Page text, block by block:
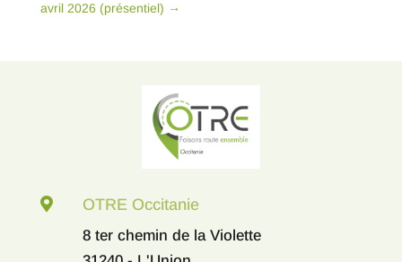
avril 2026 (présentiel) →
 OTRE Occitanie
8 ter chemin de la Violette